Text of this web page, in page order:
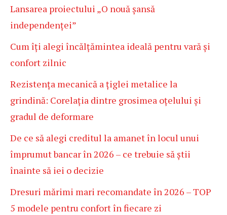
Lansarea proiectului „O nouă șansă
independenței”
Cum îți alegi încălțămintea ideală pentru vară și
confort zilnic
Rezistența mecanică a țiglei metalice la
grindină: Corelația dintre grosimea oțelului și
gradul de deformare
De ce să alegi creditul la amanet în locul unui
împrumut bancar în 2026 – ce trebuie să știi
înainte să iei o decizie
Dresuri mărimi mari recomandate în 2026 – TOP
5 modele pentru confort în fiecare zi